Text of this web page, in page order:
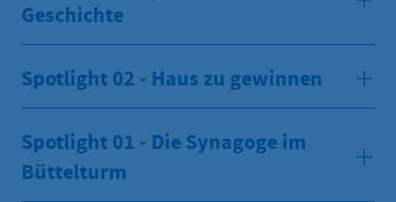
Geschichte
Spotlight 02 - Haus zu gewinnen
Spotlight 01 - Die Synagoge im
Büttelturm